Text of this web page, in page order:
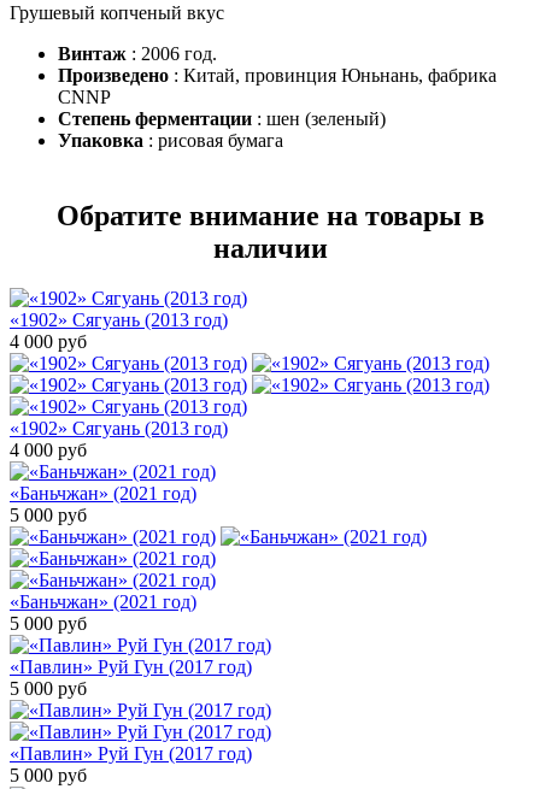
Грушевый копченый вкус
Винтаж : 2006 год.
Произведено : Китай, провинция Юньнань, фабрика
CNNP
Степень ферментации : шен (зеленый)
Упаковка : рисовая бумага
Обратите внимание на товары в
наличии
«1902» Сягуань (2013 год)
4 000 руб
«1902» Сягуань (2013 год)
4 000 руб
«Баньчжан» (2021 год)
5 000 руб
«Баньчжан» (2021 год)
5 000 руб
«Павлин» Руй Гун (2017 год)
5 000 руб
«Павлин» Руй Гун (2017 год)
5 000 руб